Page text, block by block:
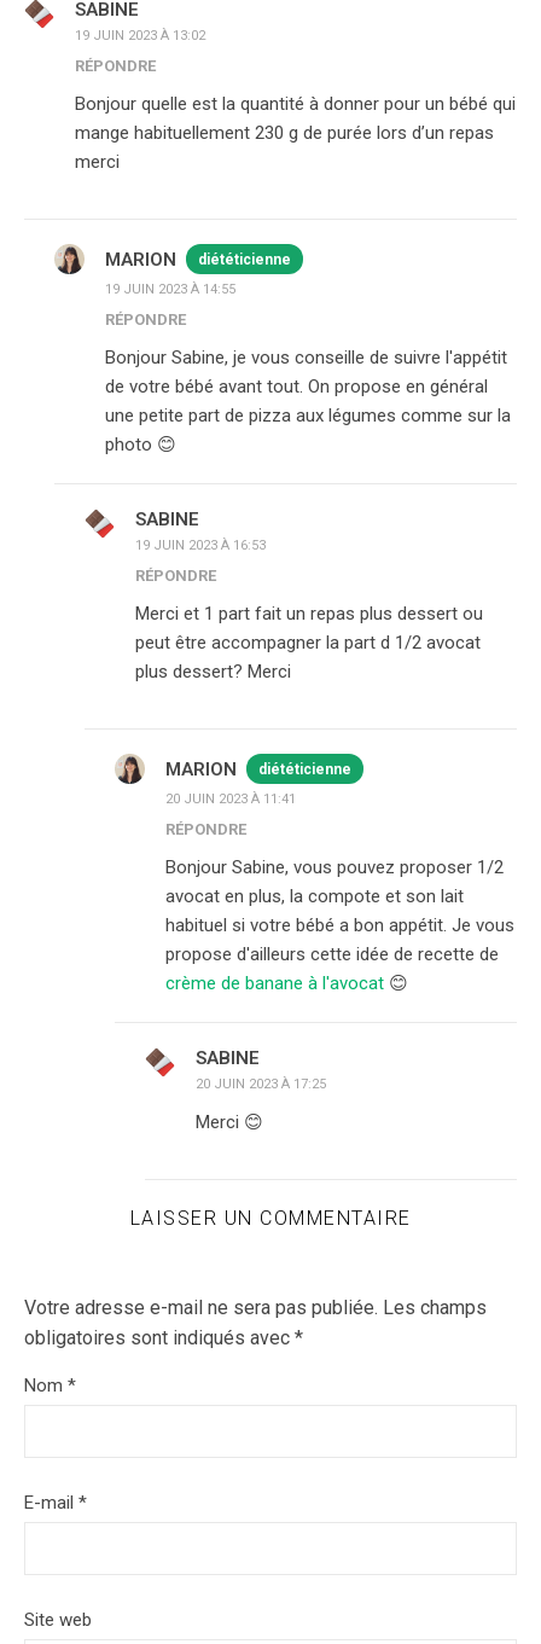
SABINE
19 JUIN 2023 À 13:02
RÉPONDRE
Bonjour quelle est la quantité à donner pour un bébé qui
mange habituellement 230 g de purée lors d’un repas
merci
MARION diététicienne
19 JUIN 2023 À 14:55
RÉPONDRE
Bonjour Sabine, je vous conseille de suivre l'appétit
de votre bébé avant tout. On propose en général
une petite part de pizza aux légumes comme sur la
photo 😊
SABINE
19 JUIN 2023 À 16:53
RÉPONDRE
Merci et 1 part fait un repas plus dessert ou
peut être accompagner la part d 1/2 avocat
plus dessert? Merci
MARION diététicienne
20 JUIN 2023 À 11:41
RÉPONDRE
Bonjour Sabine, vous pouvez proposer 1/2
avocat en plus, la compote et son lait
habituel si votre bébé a bon appétit. Je vous
propose d'ailleurs cette idée de recette de
crème de banane à l'avocat 😊
SABINE
20 JUIN 2023 À 17:25
Merci 😊
LAISSER UN COMMENTAIRE
Votre adresse e-mail ne sera pas publiée. Les champs
obligatoires sont indiqués avec *
Nom *
E-mail *
Site web